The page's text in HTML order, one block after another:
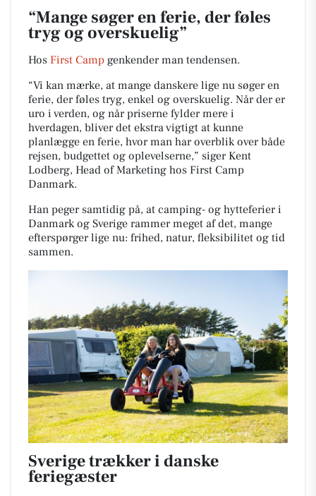
“Mange søger en ferie, der føles
tryg og overskuelig”
Hos First Camp genkender man tendensen.
“Vi kan mærke, at mange danskere lige nu søger en
ferie, der føles tryg, enkel og overskuelig. Når der er
uro i verden, og når priserne fylder mere i
hverdagen, bliver det ekstra vigtigt at kunne
planlægge en ferie, hvor man har overblik over både
rejsen, budgettet og oplevelserne,” siger Kent
Lodberg, Head of Marketing hos First Camp
Danmark.
Han peger samtidig på, at camping- og hytteferier i
Danmark og Sverige rammer meget af det, mange
efterspørger lige nu: frihed, natur, fleksibilitet og tid
sammen.
Sverige trækker i danske
feriegæster